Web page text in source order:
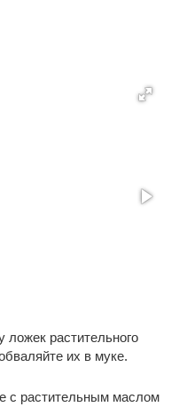
ложек растительного
их в муке.
с растительным маслом